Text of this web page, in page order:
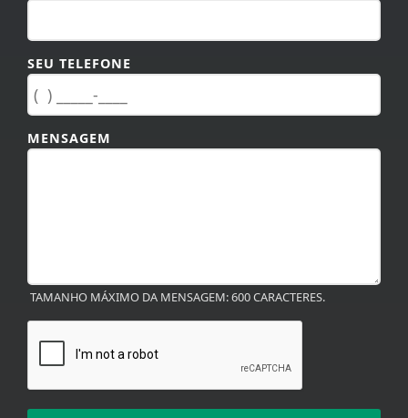
SEU TELEFONE
MENSAGEM
TAMANHO MÁXIMO DA MENSAGEM: 600 CARACTERES.